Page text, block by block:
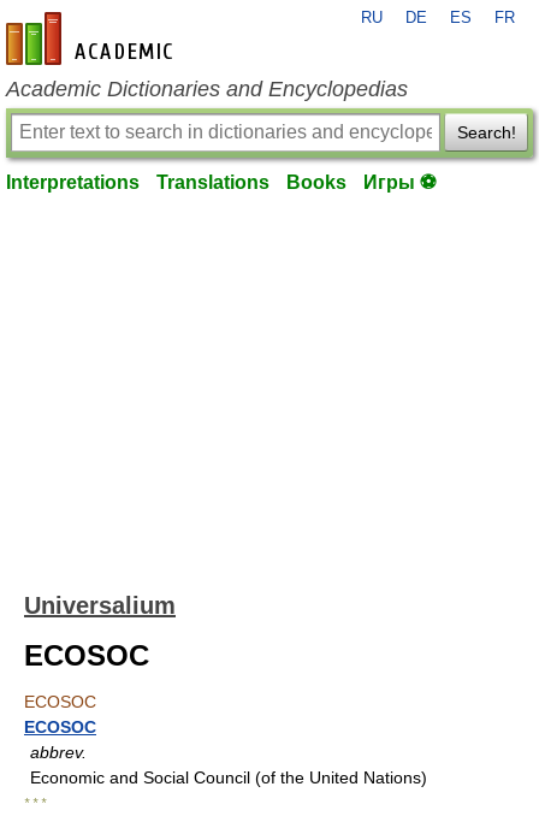
en-academic.com
RU DE ES FR
Academic Dictionaries and Encyclopedias
Search!
Interpretations Translations Books Игры ⚽
Universalium
ECOSOC
ECOSOC
ECOSOC
abbrev.
Economic and Social Council (of the United Nations)
* * *